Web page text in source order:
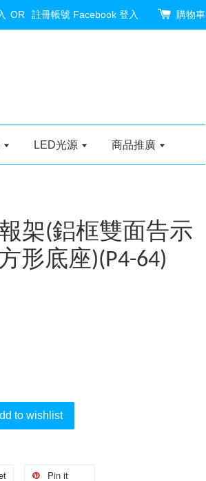
OR 註冊帳號 Facebook 登入 購物車
LED光源 商品推廣
架(鋁框雙面告示
形底座)(P4-64)
to wishlist
Pin it